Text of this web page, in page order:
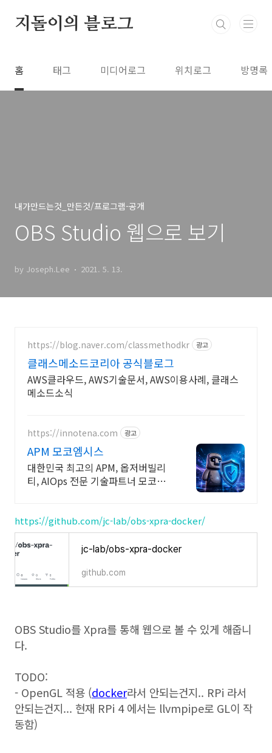
지돌이의 블로그
홈 태그 미디어로그 위치로그 방명록
내가만드는것_만든것/프로그램-공개
OBS Studio 웹으로 보기
by Joseph.Lee 2021. 5. 13.
https://blog.naver.com/classmethodkr 광고
클래스메소드코리아 공식블로그
AWS클라우드, AWS기술문서, AWS이용사례, 클래스
메소드소식
https://innotena.com 광고
APM 모코엠시스
대한민국 최고의 APM, 옵저버빌리
티, AIOps 전문 기술파트너 모코엠
https://github.com/jc-lab/obs-xpra-docker/
jc-lab/obs-xpra-docker
github.com
OBS Studio를 Xpra를 통해 웹으로 볼 수 있게 해줍니
다.
TODO:
- OpenGL 적용 (docker라서 안되는건지.. RPi 라서
안되는건지... 현재 RPi 4 에서는 llvmpipe로 GL이 작
동함)